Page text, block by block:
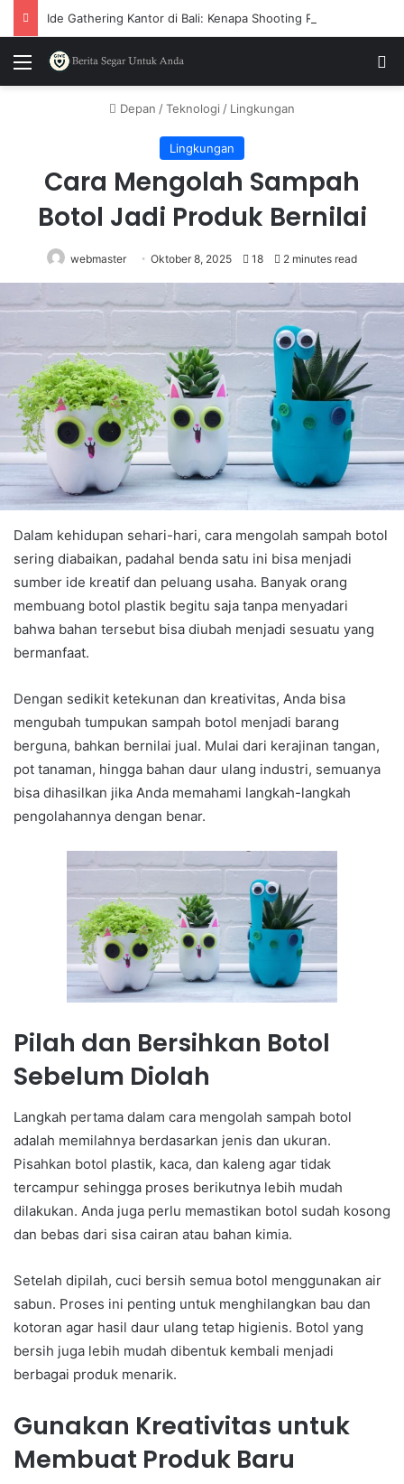
Menu
Depan /Teknologi / Lingkungan
Lingkungan
Cara Mengolah Sampah
Botol Jadi Produk Bernilai
webmaster Oktober 8, 2025 18 2 minutes read
Dalam kehidupan sehari-hari, cara mengolah sampah botol
sering diabaikan, padahal benda satu ini bisa menjadi
sumber ide kreatif dan peluang usaha. Banyak orang
membuang botol plastik begitu saja tanpa menyadari
bahwa bahan tersebut bisa diubah menjadi sesuatu yang
bermanfaat.
Dengan sedikit ketekunan dan kreativitas, Anda bisa
mengubah tumpukan sampah botol menjadi barang
berguna, bahkan bernilai jual. Mulai dari kerajinan tangan,
pot tanaman, hingga bahan daur ulang industri, semuanya
bisa dihasilkan jika Anda memahami langkah-langkah
pengolahannya dengan benar.
Pilah dan Bersihkan Botol
Sebelum Diolah
Langkah pertama dalam cara mengolah sampah botol
adalah memilahnya berdasarkan jenis dan ukuran.
Pisahkan botol plastik, kaca, dan kaleng agar tidak
tercampur sehingga proses berikutnya lebih mudah
dilakukan. Anda juga perlu memastikan botol sudah kosong
dan bebas dari sisa cairan atau bahan kimia.
Setelah dipilah, cuci bersih semua botol menggunakan air
sabun. Proses ini penting untuk menghilangkan bau dan
kotoran agar hasil daur ulang tetap higienis. Botol yang
bersih juga lebih mudah dibentuk kembali menjadi
berbagai produk menarik.
Gunakan Kreativitas untuk
Membuat Produk Baru